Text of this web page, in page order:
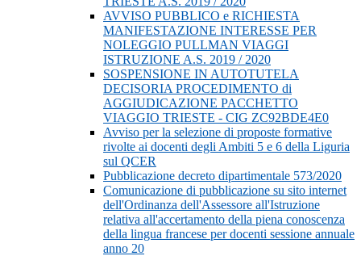
AVVISO PUBBLICO e RICHIESTA
MANIFESTAZIONE INTERESSE PER
NOLEGGIO PULLMAN VIAGGI
ISTRUZIONE A.S. 2019 / 2020
SOSPENSIONE IN AUTOTUTELA
DECISORIA PROCEDIMENTO di
AGGIUDICAZIONE PACCHETTO
VIAGGIO TRIESTE - CIG ZC92BDE4E0
Avviso per la selezione di proposte formative
rivolte ai docenti degli Ambiti 5 e 6 della Liguria
sul QCER
Pubblicazione decreto dipartimentale 573/2020
Comunicazione di pubblicazione su sito internet
dell'Ordinanza dell'Assessore all'Istruzione
relativa all'accertamento della piena conoscenza
della lingua francese per docenti sessione annuale
anno 20